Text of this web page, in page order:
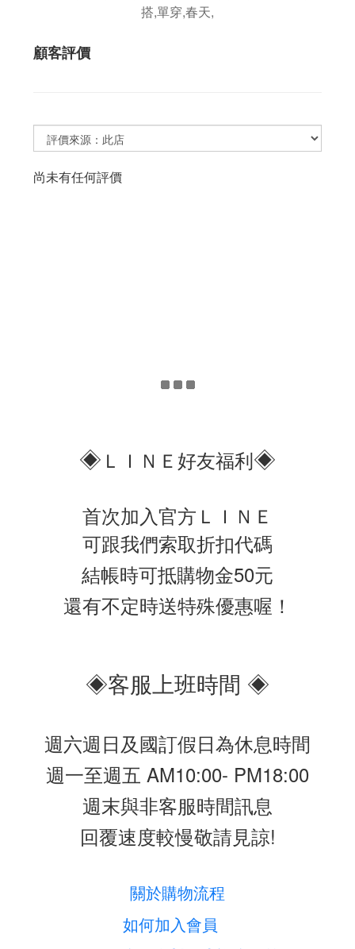
顧客評價
尚未有任何評價
◈ ＬＩＮＥ好友福利◈
首次加入官方ＬＩＮＥ
可跟我們索取折扣代碼
結帳時可抵購物金50元
還有不定時送特殊優惠喔！
◈客服上班時間 ◈
週六週日及國訂假日為休息時間
週一至週五 AM10:00- PM18:00
週末與非客服時間訊息
回覆速度較慢敬請見諒!
關於購物流程
如何加入會員